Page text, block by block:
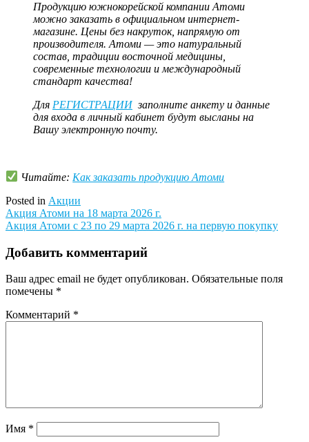
Продукцию южнокорейской компании Атоми
можно заказать в официальном интернет-
магазине. Цены без накруток, напрямую от
производителя. Атоми — это натуральный
состав, традиции восточной медицины,
современные технологии и международный
стандарт качества!
Для РЕГИСТРАЦИИзаполните анкету и данные
для входа в личный кабинет будут высланы на
Вашу электронную почту.
Читайте: Как заказать продукцию Атоми
Posted in Акции
Навигация
по
записям
Акция Атоми на 18 марта 2026 г.
Акция Атоми с 23 по 29 марта 2026 г. на первую покупку
Добавить комментарий
Ваш адрес email не будет опубликован. Обязательные поля
помечены *
Комментарий *
Имя *